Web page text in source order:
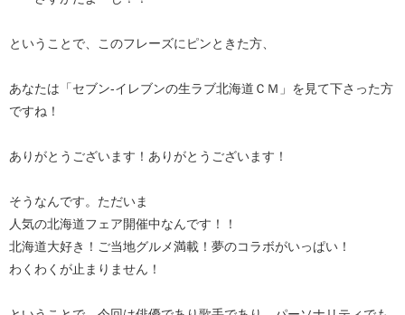
ということで、このフレーズにピンときた方、
あなたは「セブン-イレブンの生ラブ北海道ＣＭ」を見て下さった方
ですね！
ありがとうございます！ありがとうございます！
そうなんです。ただいま
人気の北海道フェア開催中なんです！！
北海道大好き！ご当地グルメ満載！夢のコラボがいっぱい！
わくわくが止まりません！